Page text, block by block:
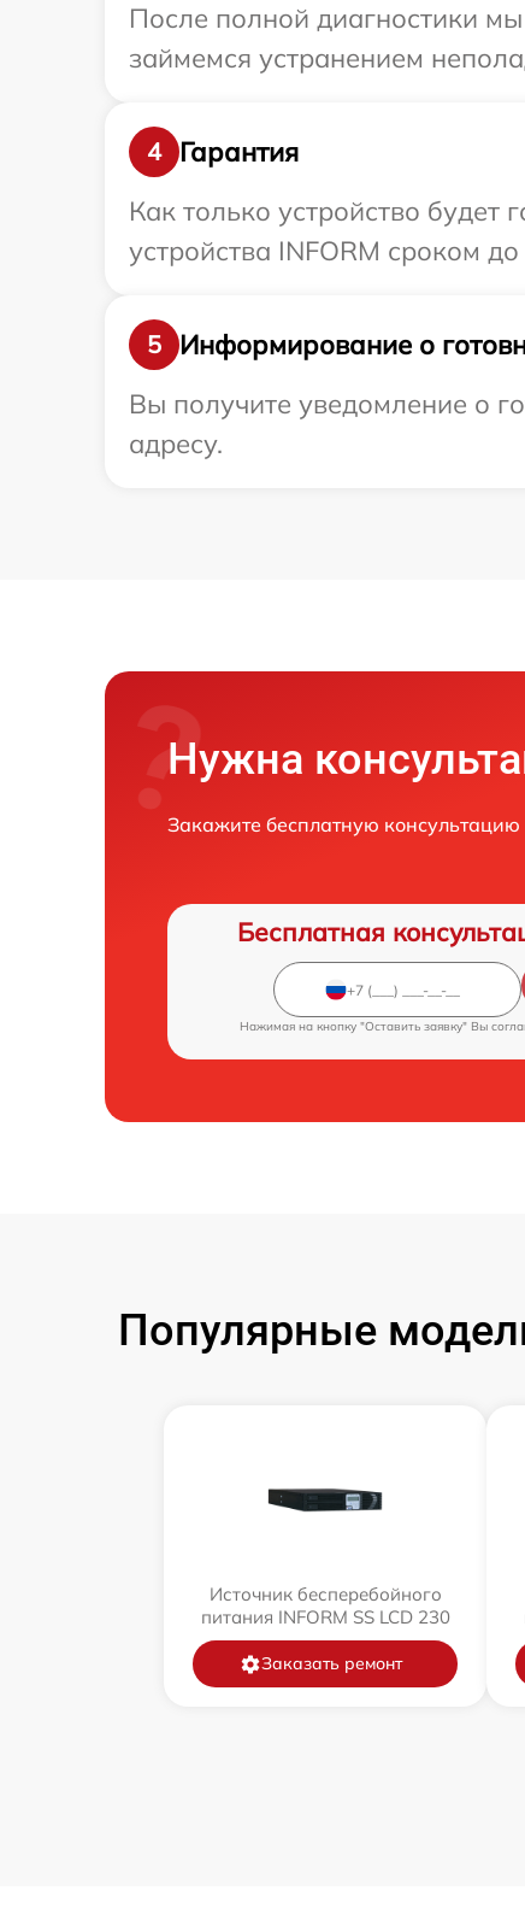
После полной диагностики
займемся устранением
4
Гарантия
Как только устройство
устройства INFORM сроком до
5
Информирование о
Вы получите уведомление о
адресу.
Нужна
Закажите бесплатную консультацию
Бесплатная
Нажимая на кнопку "Оставить заявку" Вы
Популярные
Источник бесперебойного
питания INFORM SS LCD 230
Заказать ремонт